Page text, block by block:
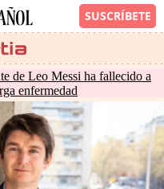
de Leo Messi ha fallecido a
enfermedad